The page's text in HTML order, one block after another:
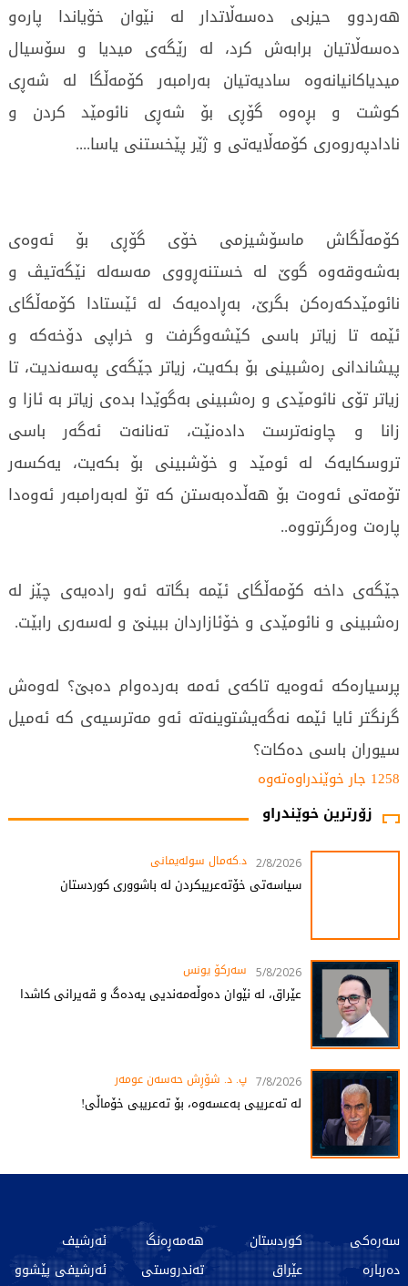
هەردوو حیزبی دەسەڵاتدار لە نێوان خۆیاندا پارەو
دەسەڵاتیان برابەش کرد، لە رێگەی میدیا و سۆسیال
میدیاکانیانەوە سادیەتیان بەرامبەر کۆمەڵگا لە شەڕی
کوشت و بڕەوە گۆڕی بۆ شەڕی نائومێد کردن و
نادادپەروەری کۆمەڵایەتی و ژێر پێخستنی یاسا....
کۆمەڵگاش ماسۆشیزمی خۆی گۆڕی بۆ ئەوەی
بەشەوقەوە گوێ لە خستنەڕووی مەسەلە نێگەتیڤ و
نائومێدکەرەکن بگرێ، بەڕادەیەک لە ئێستادا کۆمەڵگای
ئێمە تا زیاتر باسی کێشەوگرفت و خراپی دۆخەکە و
پیشاندانی رەشبینی بۆ بکەیت، زیاتر جێگەی پەسەندیت، تا
زیاتر تۆی نائومێدی و رەشبینی بەگوێدا بدەی زیاتر بە ئازا و
زانا و چاونەترست دادەنێت، تەنانەت ئەگەر باسی
تروسکایەک لە ئومێد و خۆشبینی بۆ بکەیت، یەکسەر
تۆمەتی ئەوەت بۆ هەڵدەبەستن کە تۆ لەبەرامبەر ئەوەدا
پارەت وەرگرتووە..
جێگەی داخە کۆمەڵگای ئێمە بگاتە ئەو رادەیەی چێز لە
رەشبینی و نائومێدی و خۆئازاردان ببینێ و لەسەری رابێت.
پرسیارەکە ئەوەیە تاکەی ئەمە بەردەوام دەبێ؟ لەوەش
گرنگتر ئایا ئێمە نەگەیشتوینەتە ئەو مەترسیەی کە ئەمیل
سیوران باسی دەکات؟
1258 جار خوێندراوەتەوە
زۆرترین خوێندراو
2/8/2026 د.کەمال سولەیمانی
سیاسەتی خۆتەعریبکردن لە باشووری کوردستان
5/8/2026 سەرکۆ یونس
عێراق، لە نێوان دەوڵەمەندیی یەدەگ و قەیرانی کاشدا
7/8/2026 پ. د. شۆڕش حەسەن عومەر
لە تەعریبی بەعسەوە، بۆ تەعریبی خۆماڵی!
سەرەکی
دەربارە
کوردستان
عێراق
هەمەڕەنگ
تەندروستی
ئەرشیف
ئەرشیفی پێشوو